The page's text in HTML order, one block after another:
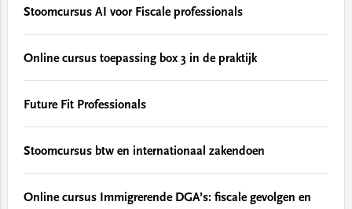
Stoomcursus AI voor Fiscale professionals
Online cursus toepassing box 3 in de praktijk
Future Fit Professionals
Stoomcursus btw en internationaal zakendoen
Online cursus Immigrerende DGA’s: fiscale gevolgen en